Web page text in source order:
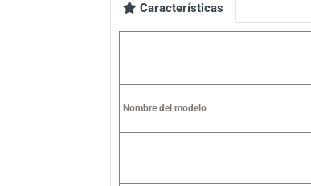
Características
Nombre del modelo